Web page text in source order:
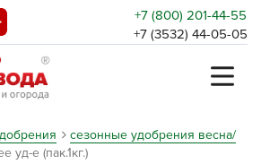
+7 (800) 201-44-55
+7 (3532) 44-05-05
сезонные удобрения весна/
уд-е (пак.1кг.)